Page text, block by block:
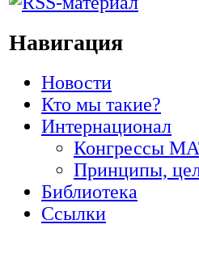
Навигация
Новости
Кто мы такие?
Интернационал
Конгрессы
Принципы,
Библиотека
Ссылки